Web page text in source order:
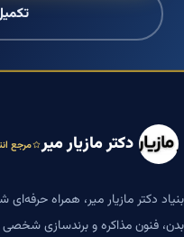
دکتر مازیار میر مرجع
بنیاد دکتر مازیار میر، همراه